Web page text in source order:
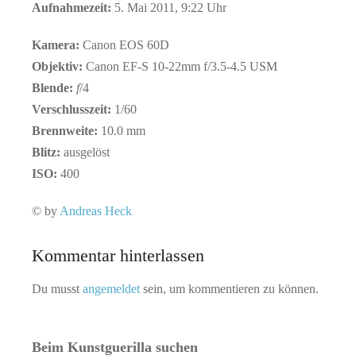
Aufnahmezeit: 5. Mai 2011, 9:22 Uhr
Kamera: Canon EOS 60D
Objektiv: Canon EF-S 10-22mm f/3.5-4.5 USM
Blende: f/4
Verschlusszeit: 1/60
Brennweite: 10.0 mm
Blitz: ausgelöst
ISO: 400
© by Andreas Heck
Kommentar hinterlassen
Du musst angemeldetsein, um kommentieren zu können.
Beim Kunstguerilla suchen